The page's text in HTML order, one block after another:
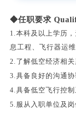
◆任职要求
1.本科及以上学历
息工程、飞行器运
2.了解低空经济相
3.具备良好的沟通
4.具备低空飞行控
5.服从入职单位及